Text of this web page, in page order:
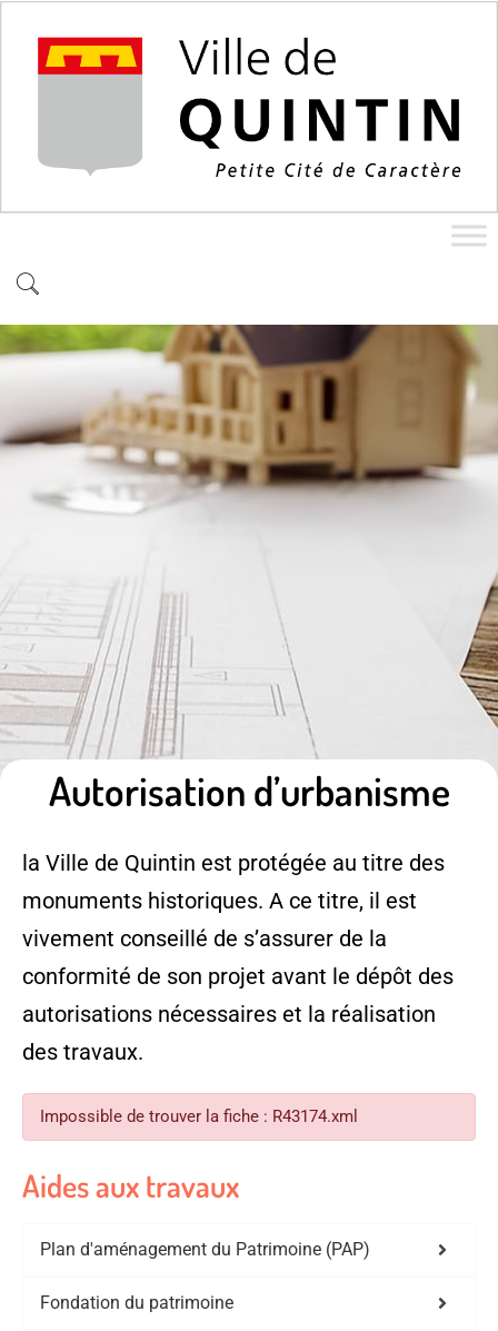
Autorisation d’urbanisme
la Ville de Quintin est protégée au titre des
monuments historiques. A ce titre, il est
vivement conseillé de s’assurer de la
conformité de son projet avant le dépôt des
autorisations nécessaires et la réalisation
des travaux.
Impossible de trouver la fiche : R43174.xml
Aides aux travaux
Plan d'aménagement du Patrimoine (PAP)
Fondation du patrimoine